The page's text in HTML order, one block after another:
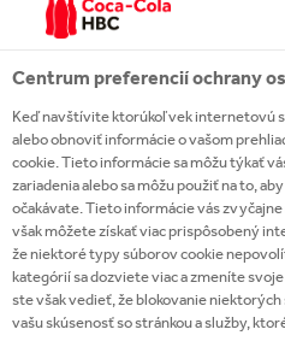
Centrum preferencií ochrany
Keď navštívite ktorúkoľvek internetovú
alebo obnoviť informácie o vašom
cookie. Tieto informácie sa môžu týkať
zariadenia alebo sa môžu použiť na to,
očakávate. Tieto informácie vás
však môžete získať viac prispôsobený
že niektoré typy súborov cookie
kategórií sa dozviete viac a zmeníte
ste však vedieť, že blokovanie
vašu skúsenosť so stránkou a služby,